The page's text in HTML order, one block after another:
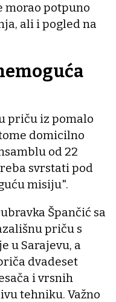
morao potpuno
ali i pogled na
priču iz pomalo
domicilno
od 22
svrstati pod
misiju".
Špančić sa
priču s
u Sarajevu, a
dvadeset
i vrsnih
tehniku. Važno